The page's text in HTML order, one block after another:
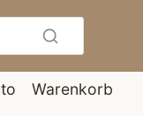
Warenkorb